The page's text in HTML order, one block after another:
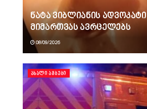
ნატა ვიბლიანის ადვოკატი
მიმართვას ავრცელებს
08/09/2026
ᲐᲮᲐᲚᲘ ᲐᲛᲑᲔᲑᲘ